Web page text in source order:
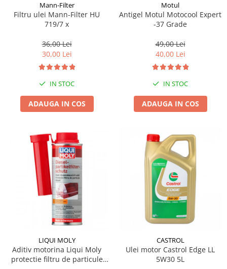
Mann-Filter
Filtru ulei Mann-Filter HU
719/7 x
36,00 Lei
30,00 Lei
IN STOC
ADAUGA IN COS
Motul
Antigel Motul Motocool Expert
-37 Grade
49,00 Lei
40,00 Lei
IN STOC
ADAUGA IN COS
LIQUI MOLY
Aditiv motorina Liqui Moly
protectie filtru de particule
CASTROL
Ulei motor Castrol Edge LL
5W30 5L